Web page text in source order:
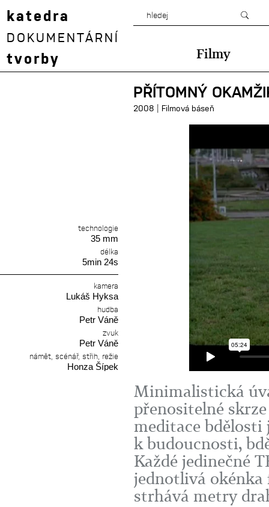
katedra
DOKUMENTÁRNÍ
tvorby Filmy
PŘÍTOMNÝ
2008 | Filmová báseň
technologie
35 mm
délka
5min 24s
kamera
Lukáš Hyksa
hudba
Petr Váně
zvuk
Petr Váně
námět, scénář, střih, režie
Honza Šípek
Minimalistická
přenositelné
meditace
k budoucnosti,
Každé jedinečné
jednotlivá
strhává metry